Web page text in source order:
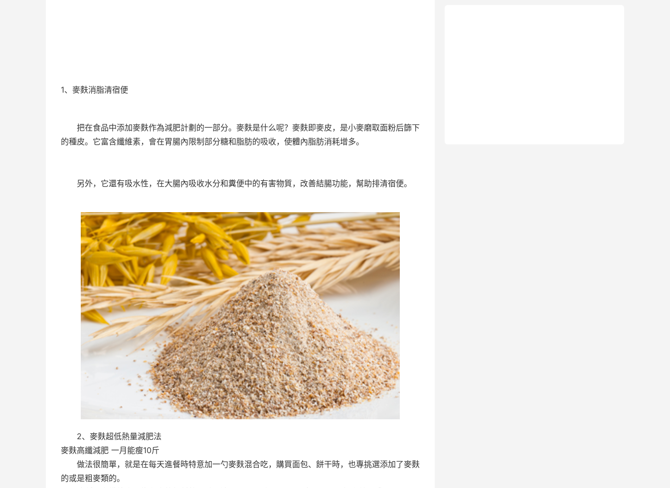
1、麥麩消脂清宿便
把在食品中添加麥麩作為減肥計劃的一部分。麥麩是什么呢？麥麩即麥皮，是小麥磨取面粉后篩下
的種皮。它富含纖維素，會在胃腸內限制部分糖和脂肪的吸收，使體內脂肪消耗增多。
另外，它還有吸水性，在大腸內吸收水分和糞便中的有害物質，改善結腸功能，幫助排清宿便。
2、麥麩超低熱量減肥法
麥麩高纖減肥 一月能瘦10斤
做法很簡單，就是在每天進餐時特意加一勺麥麩混合吃，購買面包、餅干時，也專挑選添加了麥麩
的或是粗麥類的。